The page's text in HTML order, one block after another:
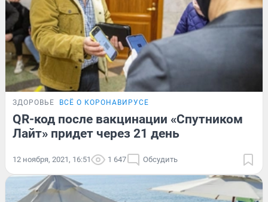
ЗДОРОВЬЕ ВСЁ О КОРОНАВИРУСЕ
QR-код после вакцинации «Спутником
Лайт» придет через 21 день
12 ноября, 2021, 16:51 1 647 Обсудить